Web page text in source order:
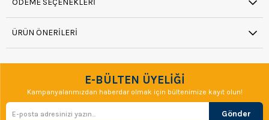
ÖDEME SEÇENEKLERI
ÜRÜN ÖNERILERI
E-BÜLTEN ÜYELİĞİ
Kampanyalarımızdan haberdar olmak için bültenimize kayıt olun!
Gönder